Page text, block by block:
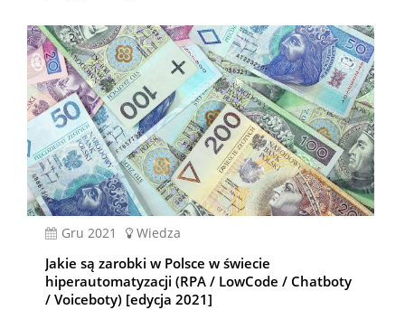
gru 2021 Wiedza
Jakie są zarobki w Polsce w świecie
hiperautomatyzacji (RPA / LowCode / Chatboty
/ Voiceboty) [edycja 2021]